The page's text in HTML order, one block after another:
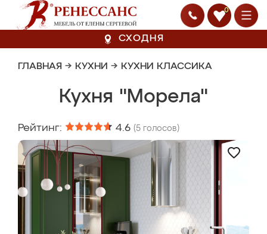
0
СХОДНЯ
ГЛАВНАЯ → КУХНИ → КУХНИ КЛАССИКА
Кухня "Морела"
Рейтинг: 4.6 (5 голосов)